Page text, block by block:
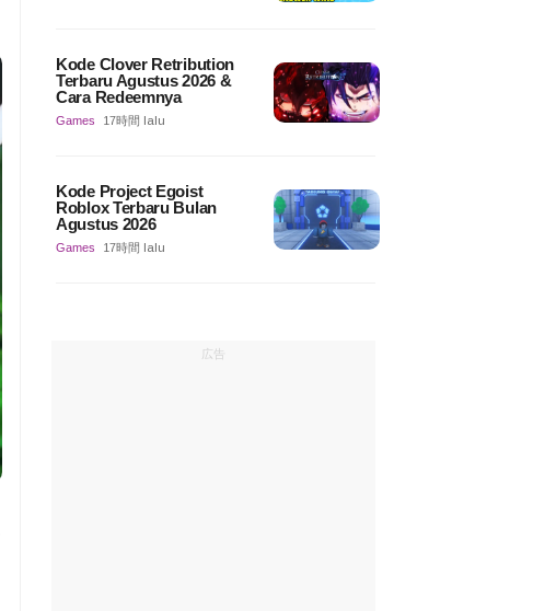
Kode Clover Retribution
Terbaru Agustus 2026 &
Cara Redeemnya
Games 17時間 lalu
Kode Project Egoist
Roblox Terbaru Bulan
Agustus 2026
Games 17時間 lalu
広告